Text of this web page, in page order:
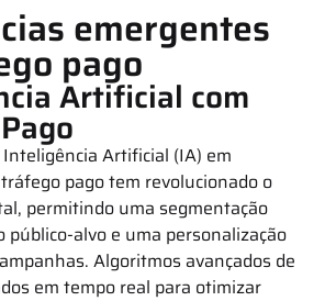
emergentes
pago
Artificial com
Artificial (IA) em
pago tem revolucionado o
permitindo uma segmentação
público-alvo e uma personalização
Algoritmos avançados de
em tempo real para otimizar